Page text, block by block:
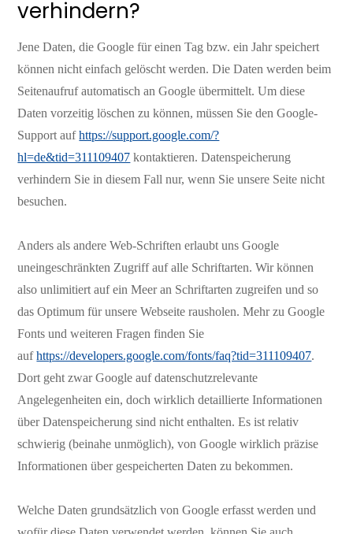
verhindern?
Jene Daten, die Google für einen Tag bzw. ein Jahr speichert
können nicht einfach gelöscht werden. Die Daten werden beim
Seitenaufruf automatisch an Google übermittelt. Um diese
Daten vorzeitig löschen zu können, müssen Sie den Google-
Support aufhttps://support.google.com/?
hl=de&tid=311109407 kontaktieren. Datenspeicherung
verhindern Sie in diesem Fall nur, wenn Sie unsere Seite nicht
besuchen.
Anders als andere Web-Schriften erlaubt uns Google
uneingeschränkten Zugriff auf alle Schriftarten. Wir können
also unlimitiert auf ein Meer an Schriftarten zugreifen und so
das Optimum für unsere Webseite rausholen. Mehr zu Google
Fonts und weiteren Fragen finden Sie
aufhttps://developers.google.com/fonts/faq?tid=311109407.
Dort geht zwar Google auf datenschutzrelevante
Angelegenheiten ein, doch wirklich detaillierte Informationen
über Datenspeicherung sind nicht enthalten. Es ist relativ
schwierig (beinahe unmöglich), von Google wirklich präzise
Informationen über gespeicherten Daten zu bekommen.
Welche Daten grundsätzlich von Google erfasst werden und